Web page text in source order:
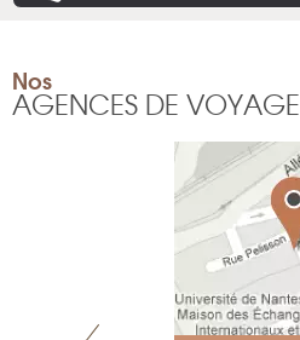
Nos
AGENCES DE VOYAGE